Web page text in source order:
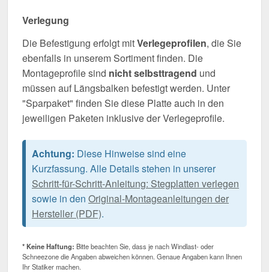
Verlegung
Die Befestigung erfolgt mitVerlegeprofilen, die Sie
ebenfalls in unserem Sortiment finden. Die
Montageprofile sind nicht selbsttragend und
müssen auf Längsbalken befestigt werden. Unter
"Sparpaket" finden Sie diese Platte auch in den
jeweiligen Paketen inklusive der Verlegeprofile.
Achtung: Diese Hinweise sind eine
Kurzfassung. Alle Details stehen in unserer
Schritt-für-Schritt-Anleitung: Stegplatten verlegen
sowie in den Original-Montageanleitungen der
Hersteller (PDF).
* Keine Haftung: Bitte beachten Sie, dass je nach Windlast- oder
Schneezone die Angaben abweichen können. Genaue Angaben kann Ihnen
Ihr Statiker machen.